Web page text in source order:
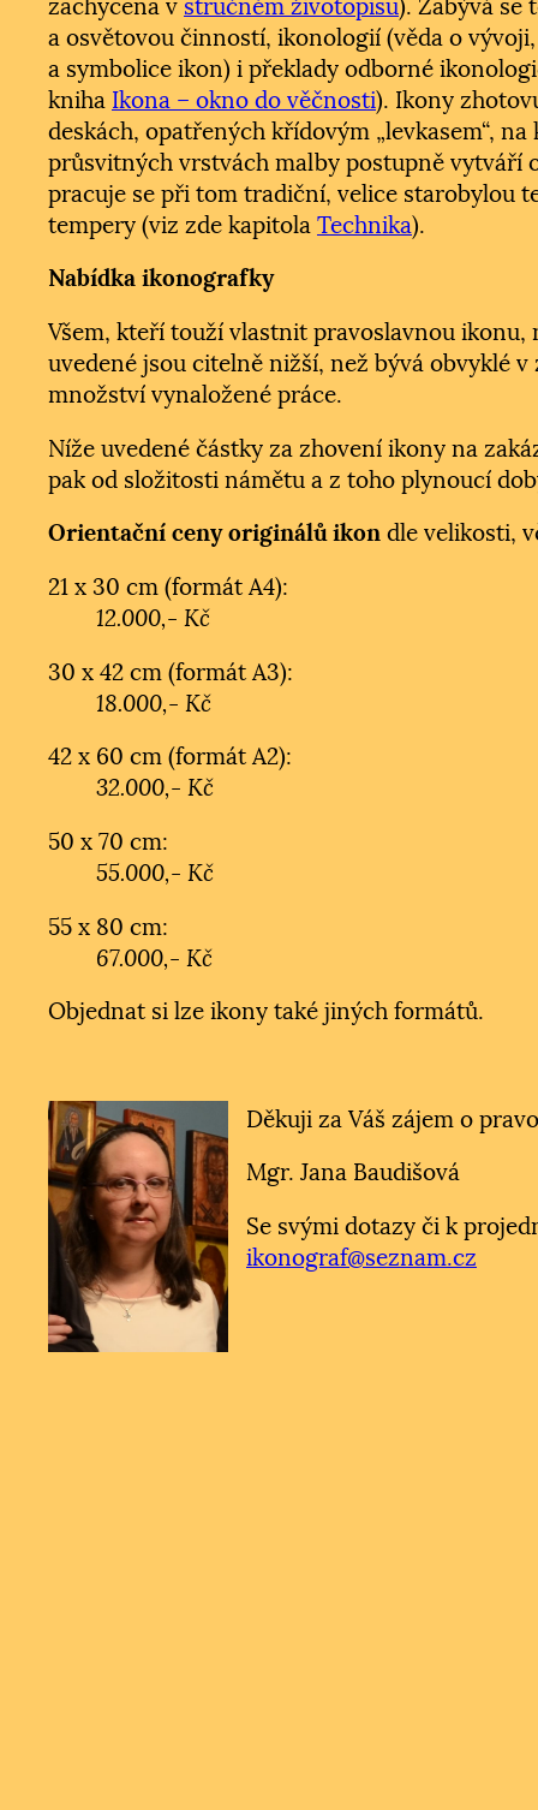
a osvětovou činností, ikonologií (věda o
a symbolice ikon) i překlady odborné
kniha Ikona – okno do věčnosti). Ikony
deskách, opatřených křídovým „levkasem“,
průsvitných vrstvách malby postupně vytváří
pracuje se při tom tradiční, velice starobylou
tempery (viz zde kapitola Technika).
Nabídka ikonografky
Všem, kteří touží vlastnit pravoslavnou
uvedené jsou citelně nižší, než bývá obvyklé
množství vynaložené práce.
Níže uvedené částky za zhovení ikony na
pak od složitosti námětu a z toho plynoucí
Orientační ceny originálů ikondle velikosti,
21 x 30 cm (formát A4):
12.000,- Kč
30 x 42 cm (formát A3):
18.000,- Kč
42 x 60 cm (formát A2):
32.000,- Kč
50 x 70 cm:
55.000,- Kč
55 x 80 cm:
67.000,- Kč
Objednat si lze ikony také jiných formátů.
Děkuji za Váš zájem o
Mgr. Jana Baudišová
Se svými dotazy či k
ikonograf@seznam.cz